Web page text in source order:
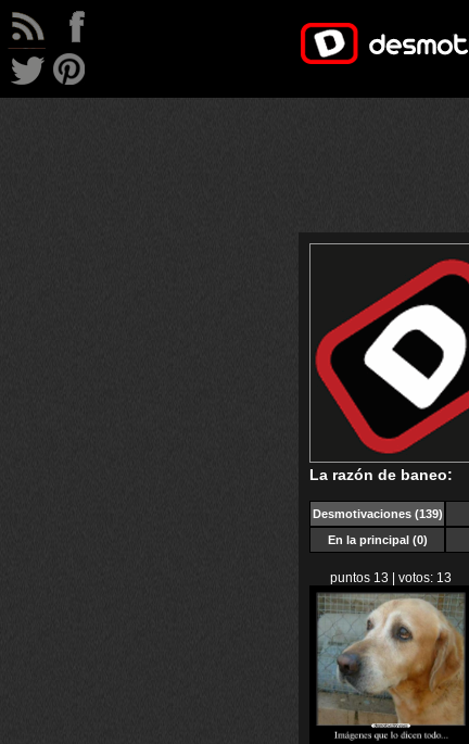
La razón de baneo:
Desmotivaciones(139)
En la principal (0)
puntos 13 | votos: 13